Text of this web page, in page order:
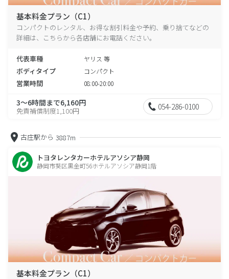
基本料金プラン（C1）
コンパクトのレンタル、お得な割引料金や予約、乗り捨てなどの
詳細は、こちらから各店舗にお電話ください。
代表車種 ヤリス 等
ボディタイプ コンパクト
営業時間 08:00-20:00
3～6時間まで6,160円
免責補償制度1,100円 054-286-0100
古庄駅から 3887m
トヨタレンタカーホテルアソシア静岡
静岡市葵区黒金町56ホテルアソシア静岡1階
基本料金プラン（C1）